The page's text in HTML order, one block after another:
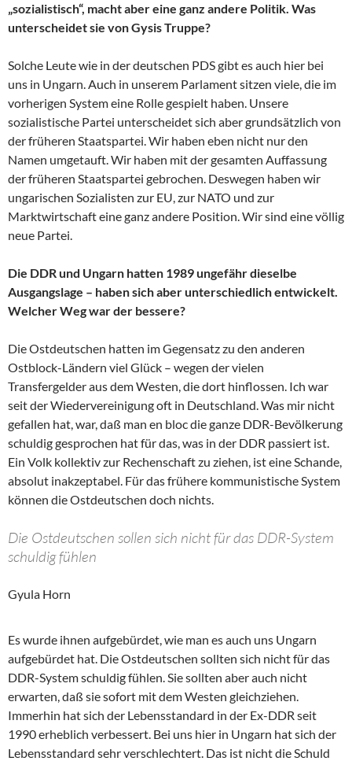
„sozialistisch“, macht aber eine ganz andere Politik. Was
unterscheidet sie von Gysis Truppe?
Solche Leute wie in der deutschen PDS gibt es auch hier bei
uns in Ungarn. Auch in unserem Parlament sitzen viele, die im
vorherigen System eine Rolle gespielt haben. Unsere
sozialistische Partei unterscheidet sich aber grundsätzlich von
der früheren Staatspartei. Wir haben eben nicht nur den
Namen umgetauft. Wir haben mit der gesamten Auffassung
der früheren Staatspartei gebrochen. Deswegen haben wir
ungarischen Sozialisten zur EU, zur NATO und zur
Marktwirtschaft eine ganz andere Position. Wir sind eine völlig
neue Partei.
Die DDR und Ungarn hatten 1989 ungefähr dieselbe
Ausgangslage – haben sich aber unterschiedlich entwickelt.
Welcher Weg war der bessere?
Die Ostdeutschen hatten im Gegensatz zu den anderen
Ostblock-Ländern viel Glück – wegen der vielen
Transfergelder aus dem Westen, die dort hinflossen. Ich war
seit der Wiedervereinigung oft in Deutschland. Was mir nicht
gefallen hat, war, daß man en bloc die ganze DDR-Bevölkerung
schuldig gesprochen hat für das, was in der DDR passiert ist.
Ein Volk kollektiv zur Rechenschaft zu ziehen, ist eine Schande,
absolut inakzeptabel. Für das frühere kommunistische System
können die Ostdeutschen doch nichts.
Die Ostdeutschen sollen sich nicht für das DDR-System
schuldig fühlen
Gyula Horn
Es wurde ihnen aufgebürdet, wie man es auch uns Ungarn
aufgebürdet hat. Die Ostdeutschen sollten sich nicht für das
DDR-System schuldig fühlen. Sie sollten aber auch nicht
erwarten, daß sie sofort mit dem Westen gleichziehen.
Immerhin hat sich der Lebensstandard in der Ex-DDR seit
1990 erheblich verbessert. Bei uns hier in Ungarn hat sich der
Lebensstandard sehr verschlechtert. Das ist nicht die Schuld